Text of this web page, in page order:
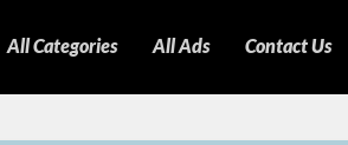
All Categories All Ads Contact Us